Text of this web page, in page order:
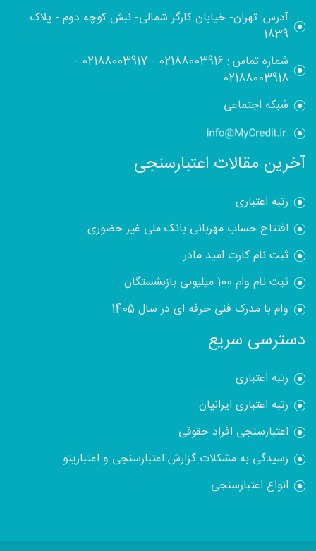
آدرس: تهران- خیابان کارگر شمالی- نبش کوچه دوم - پلاک
1839
شماره تماس :02188003916
-
02188003917
-
02188003918
شبکه اجتماعی
آخرین مقالات اعتبارسنجی
رتبه اعتباری
افتتاح حساب مهربانی بانک ملی غیر حضوری
ثبت نام کارت امید مادر
ثبت نام وام 100 میلیونی بازنشستگان
وام با مدرک فنی حرفه ای در سال 1405
دسترسی سریع
رتبه اعتباری
رتبه اعتباری ایرانیان
اعتبارسنجی افراد حقوقی
رسیدگی به مشکلات گزارش اعتبارسنجی و اعتباریتو
انواع اعتبارسنجی